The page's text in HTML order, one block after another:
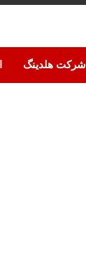
شرکت هلدینگ